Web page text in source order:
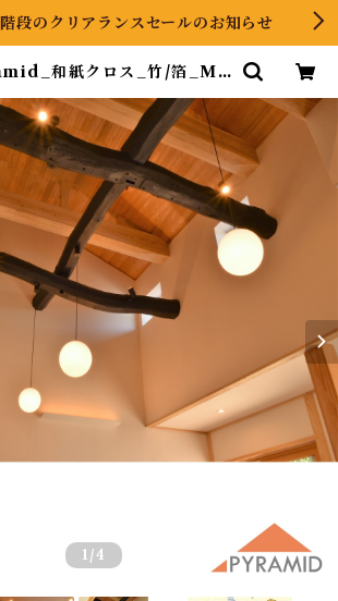
段のクリアランスセールのお知らせ
和紙クロス_竹/箔_M5
STORE
1 /4